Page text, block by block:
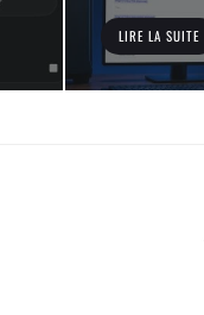
LIRE LA SUITE